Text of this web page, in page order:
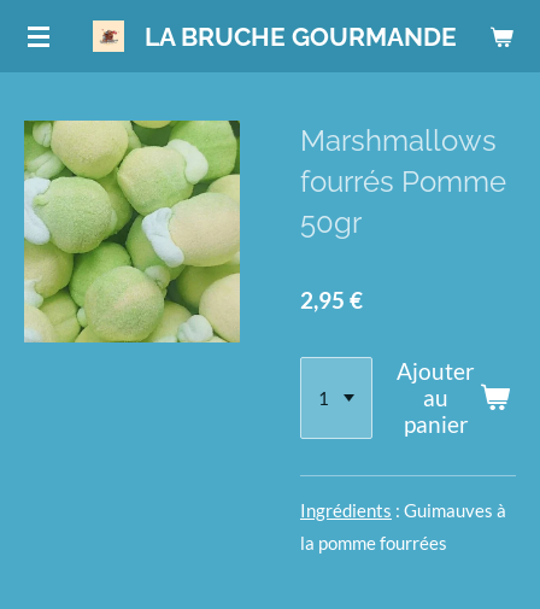
Passer
principal
LA BRUCHE GOURMANDE
Marshmallows
fourrés Pomme
50gr
2,95 €
Ajouter
au
panier
Ingrédients : Guimauves à
la pomme fourrées